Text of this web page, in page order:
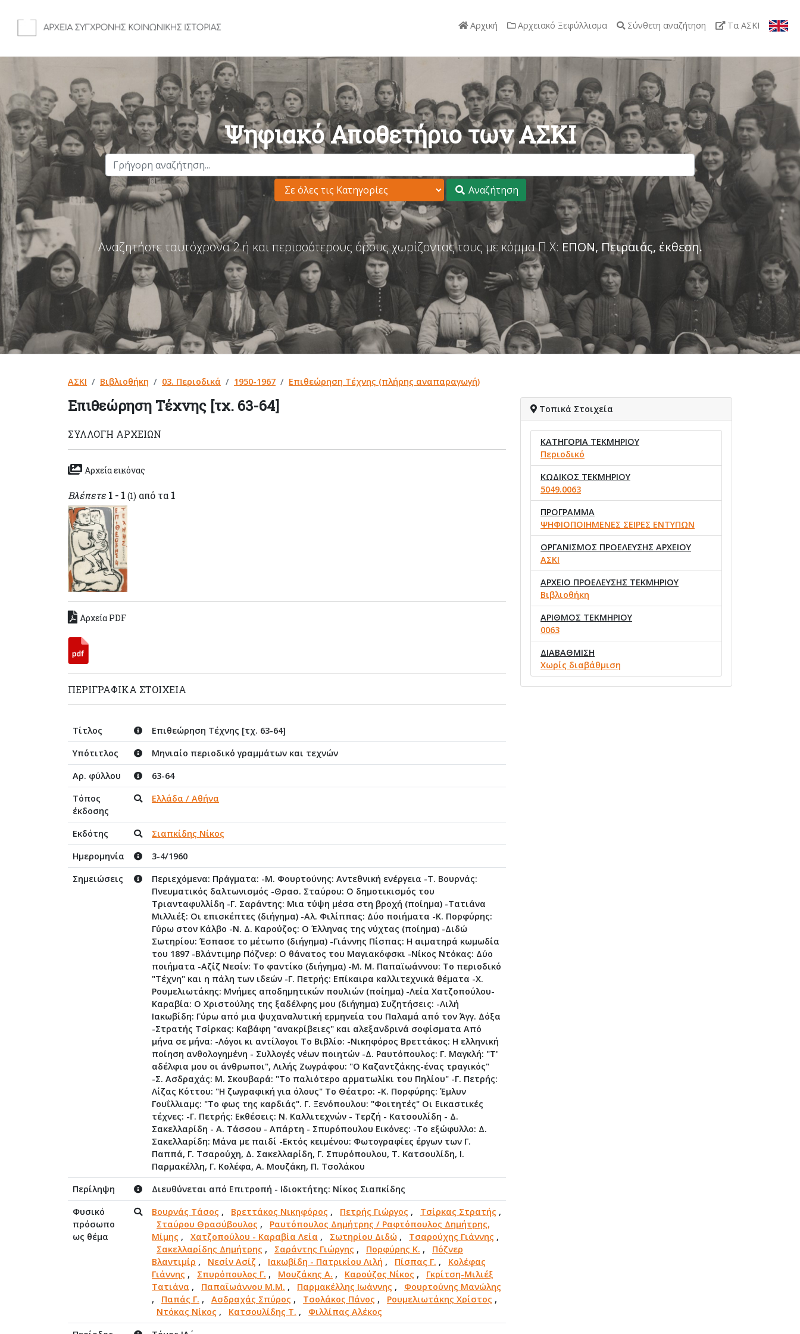
Αρχική Αρχειακό Ξεφύλλισμα Σύνθετη αναζήτηση Τα ΑΣΚΙ
Ψηφιακό Αποθετήριο των ΑΣΚΙ
Αναζήτηση
Αναζητήστε ταυτόχρονα 2 ή και περισσότερους όρους χωρίζοντας τους με κόμμα Π.Χ: ΕΠΟΝ, Πειραιάς, έκθεση.
ΑΣΚΙ Βιβλιοθήκη 03. Περιοδικά 1950-1967 Επιθεώρηση Τέχνης (πλήρης αναπαραγωγή)
Επιθεώρηση Τέχνης [τχ. 63-64]
ΣΥΛΛΟΓΉ ΑΡΧΕΊΩΝ
Αρχεία εικόνας
Βλέπετε 1 - 1 (1) από τα 1
Αρχεία PDF
ΠΕΡΙΓΡΑΦΙΚΆ ΣΤΟΙΧΕΊΑ
Τίτλος
Επιθεώρηση Τέχνης [τχ. 63-64]
Υπότιτλος
Μηνιαίο περιοδικό γραμμάτων και τεχνών
Αρ. φύλλου
63-64
Τόπος
έκδοσης
Ελλάδα / Αθήνα
Εκδότης
Σιαπκίδης Νίκος
Ημερομηνία
3-4/1960
Σημειώσεις
Περιεχόμενα: Πράγματα: -Μ. Φουρτούνης: Αντεθνική ενέργεια -Τ. Βουρνάς:
Πνευματικός δαλτωνισμός -Θρασ. Σταύρου: Ο δημοτικισμός του
Τριανταφυλλίδη -Γ. Σαράντης: Μια τύψη μέσα στη βροχή (ποίημα) -Τατιάνα
Μιλλιέξ: Οι επισκέπτες (διήγημα) -Αλ. Φιλίππας: Δύο ποιήματα -Κ. Πορφύρης:
Γύρω στον Κάλβο -Ν. Δ. Καρούζος: Ο Έλληνας της νύχτας (ποίημα) -Διδώ
Σωτηρίου: Έσπασε το μέτωπο (διήγημα) -Γιάννης Πίσπας: Η αιματηρά κωμωδία
του 1897 -Βλάντιμηρ Πόζνερ: Ο θάνατος του Μαγιακόφσκι -Νίκος Ντόκας: Δύο
ποιήματα -Αζίζ Νεσίν: Το φαντίκο (διήγημα) -Μ. Μ. Παπαϊωάννου: Το περιοδικό
"Τέχνη" και η πάλη των ιδεών -Γ. Πετρής: Επίκαιρα καλλιτεχνικά θέματα -Χ.
Ρουμελιωτάκης: Μνήμες αποδημητικών πουλιών (ποίημα) -Λεία Χατζοπούλου-
Καραβία: Ο Χριστούλης της ξαδέλφης μου (διήγημα) Συζητήσεις: -Λιλή
Ιακωβίδη: Γύρω από μια ψυχαναλυτική ερμηνεία του Παλαμά από τον Άγγ. Δόξα
-Στρατής Τσίρκας: Καβάφη "ανακρίβειες" και αλεξανδρινά σοφίσματα Από
μήνα σε μήνα: -Λόγοι κι αντίλογοι Το Βιβλίο: -Νικηφόρος Βρεττάκος: Η ελληνική
ποίηση ανθολογημένη - Συλλογές νέων ποιητών -Δ. Ραυτόπουλος: Γ. Μαγκλή: "Τ'
αδέλφια μου οι άνθρωποι", Λιλής Ζωγράφου: "Ο Καζαντζάκης-ένας τραγικός"
-Σ. Ασδραχάς: Μ. Σκουβαρά: "Το παλιότερο αρματωλίκι του Πηλίου" -Γ. Πετρής:
Λίζας Κόττου: "Η ζωγραφική για όλους" Το Θέατρο: -Κ. Πορφύρης: Έμλυν
Γουΐλλιαμς: "Το φως της καρδιάς". Γ. Ξενόπουλου: "Φοιτητές" Οι Εικαστικές
τέχνες: -Γ. Πετρής: Εκθέσεις: Ν. Καλλιτεχνών - Τερζή - Κατσουλίδη - Δ.
Σακελλαρίδη - Α. Τάσσου - Απάρτη - Σπυρόπουλου Εικόνες: -Το εξώφυλλο: Δ.
Σακελλαρίδη: Μάνα με παιδί -Εκτός κειμένου: Φωτογραφίες έργων των Γ.
Παππά, Γ. Τσαρούχη, Δ. Σακελλαρίδη, Γ. Σπυρόπουλου, Τ. Κατσουλίδη, Ι.
Παρμακέλλη, Γ. Κολέφα, Α. Μουζάκη, Π. Τσολάκου
Περίληψη
Διευθύνεται από Επιτροπή - Ιδιοκτήτης: Νίκος Σιαπκίδης
Φυσικό
πρόσωπο
ως θέμα
Βουρνάς Τάσος , Βρεττάκος Νικηφόρος , Πετρής Γιώργος , Τσίρκας Στρατής ,
Σταύρου Θρασύβουλος , Ραυτόπουλος Δημήτρης / Ραφτόπουλος Δημήτρης,
Μίμης , Χατζοπούλου - Καραβία Λεία , Σωτηρίου Διδώ , Τσαρούχης Γιάννης ,
Σακελλαρίδης Δημήτρης , Σαράντης Γιώργης , Πορφύρης Κ. , Πόζνερ
Βλαντιμίρ , Νεσίν Ασίζ , Ιακωβίδη - Πατρικίου Λιλή , Πίσπας Γ. , Κολέφας
Γιάννης , Σπυρόπουλος Γ. , Μουζάκης Α. , Καρούζος Νίκος , Γκρίτση-Μιλιέξ
Τατιάνα , Παπαϊωάννου Μ.Μ. , Παρμακέλλης Ιωάννης , Φουρτούνης Μανώλης
, Παπάς Γ. , Ασδραχάς Σπύρος , Τσολάκος Πάνος , Ρουμελιωτάκης Χρίστος ,
Ντόκας Νίκος , Κατσουλίδης Τ. , Φιλλίπας Αλέκος
Τοπικά Στοιχεία
ΚΑΤΗΓΟΡΙΑ ΤΕΚΜΗΡΙΟΥ
Περιοδικό
ΚΩΔΙΚΟΣ ΤΕΚΜΗΡΙΟΥ
5049.0063
ΠΡΟΓΡΑΜΜΑ
ΨΗΦΙΟΠΟΙΗΜΕΝΕΣ ΣΕΙΡΕΣ ΕΝΤΥΠΩΝ
ΟΡΓΑΝΙΣΜΟΣ ΠΡΟΕΛΕΥΣΗΣ ΑΡΧΕΙΟΥ
ΑΣΚΙ
ΑΡΧΕΙΟ ΠΡΟΕΛΕΥΣΗΣ ΤΕΚΜΗΡΙΟΥ
Βιβλιοθήκη
ΑΡΙΘΜΟΣ ΤΕΚΜΗΡΙΟΥ
0063
ΔΙΑΒΑΘΜΙΣΗ
Χωρίς διαβάθμιση